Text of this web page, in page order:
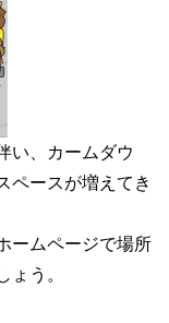
い、カームダウ
ペースが増えてき
ームページで場所
ょう。